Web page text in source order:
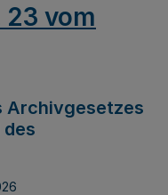
23 vom
Archivgesetzes